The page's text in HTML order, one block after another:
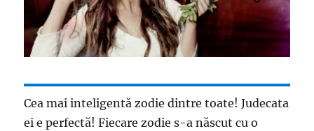
Cea mai inteligentă zodie dintre toate! Judecata
ei e perfectă! Fiecare zodie s-a născut cu o